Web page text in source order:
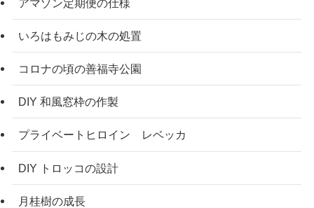
アマゾン定期便の仕様
いろはもみじの木の処置
コロナの頃の善福寺公園
DIY 和風窓枠の作製
プライベートヒロイン レベッカ
DIY トロッコの設計
月桂樹の成長